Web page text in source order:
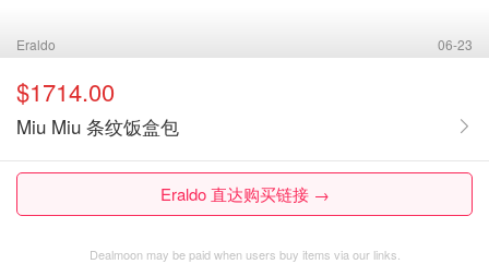
Eraldo 06-23
$1714.00
Miu Miu 条纹饭盒包
Eraldo 直达购买链接 →
Dealmoon may be paid when users buy items via our links.